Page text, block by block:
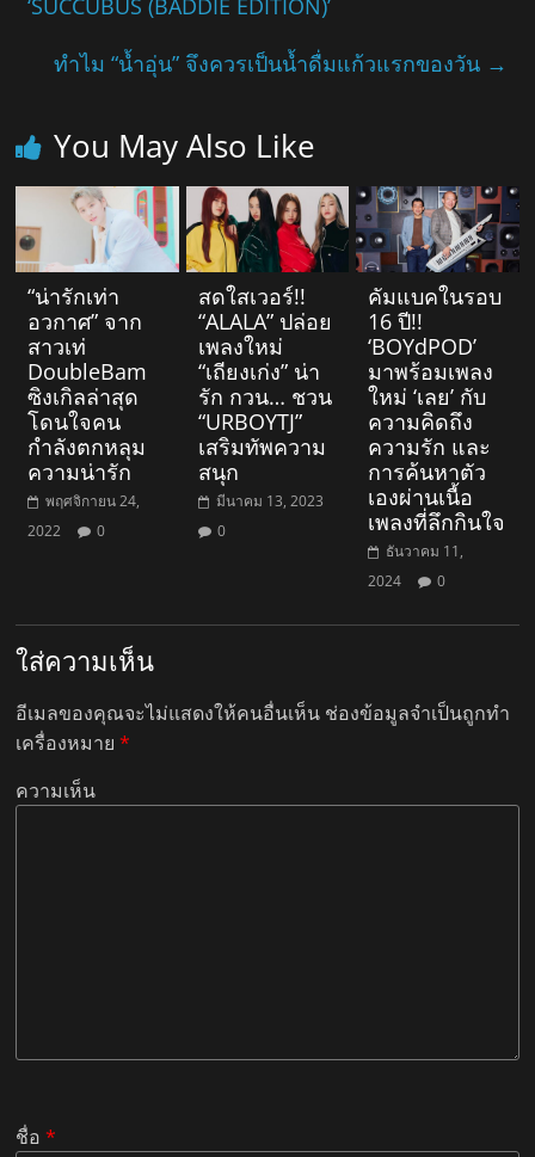
‘SUCCUBUS (BADDIE EDITION)’
ทำไม “น้ำอุ่น” จึงควรเป็นน้ำดื่มแก้วแรกของวัน →
You May Also Like
“น่ารักเท่า
อวกาศ” จาก
สาวเท่
DoubleBam
ซิงเกิลล่าสุด
โดนใจคน
กำลังตกหลุม
ความน่ารัก
พฤศจิกายน 24,
2022
0
สดใสเวอร์!!
“ALALA” ปล่อย
เพลงใหม่
“เถียงเก่ง” น่า
รัก กวน… ชวน
“URBOYTJ”
เสริมทัพความ
สนุก
มีนาคม 13, 2023
0
คัมแบคในรอบ
16 ปี!!
‘BOYdPOD’
มาพร้อมเพลง
ใหม่ ‘เลย’ กับ
ความคิดถึง
ความรัก และ
การค้นหาตัว
เองผ่านเนื้อ
เพลงที่ลึกกินใจ
ธันวาคม 11,
2024
0
ใส่ความเห็น
อีเมลของคุณจะไม่แสดงให้คนอื่นเห็น ช่องข้อมูลจำเป็นถูกทำ
เครื่องหมาย*
ความเห็น
ชื่อ*